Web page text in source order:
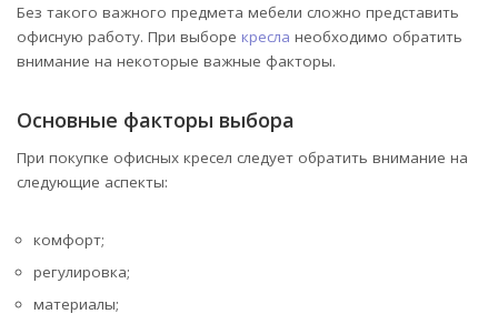
Без такого важного предмета мебели сложно представить
офисную работу. При выборе кресла необходимо обратить
внимание на некоторые важные факторы.
Основные факторы выбора
При покупке офисных кресел следует обратить внимание на
следующие аспекты:
комфорт;
регулировка;
материалы;